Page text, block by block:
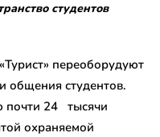
студентов
переоборудуют
общения студентов.
почти 24 тысячи
охраняемой